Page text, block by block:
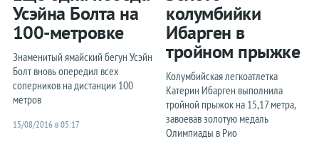
Усэйна Болта на
100-метровке
Знаменитый ямайский бегун Усэйн
Болт вновь опередил всех
соперников на дистанции 100
метров
15/08/2016 в 05:17
колумбийки
Ибарген в
тройном прыжке
Колумбийская легкоатлетка
Катерин Ибарген выполнила
тройной прыжок на 15,17 метра,
завоевав золотую медаль
Олимпиады в Рио